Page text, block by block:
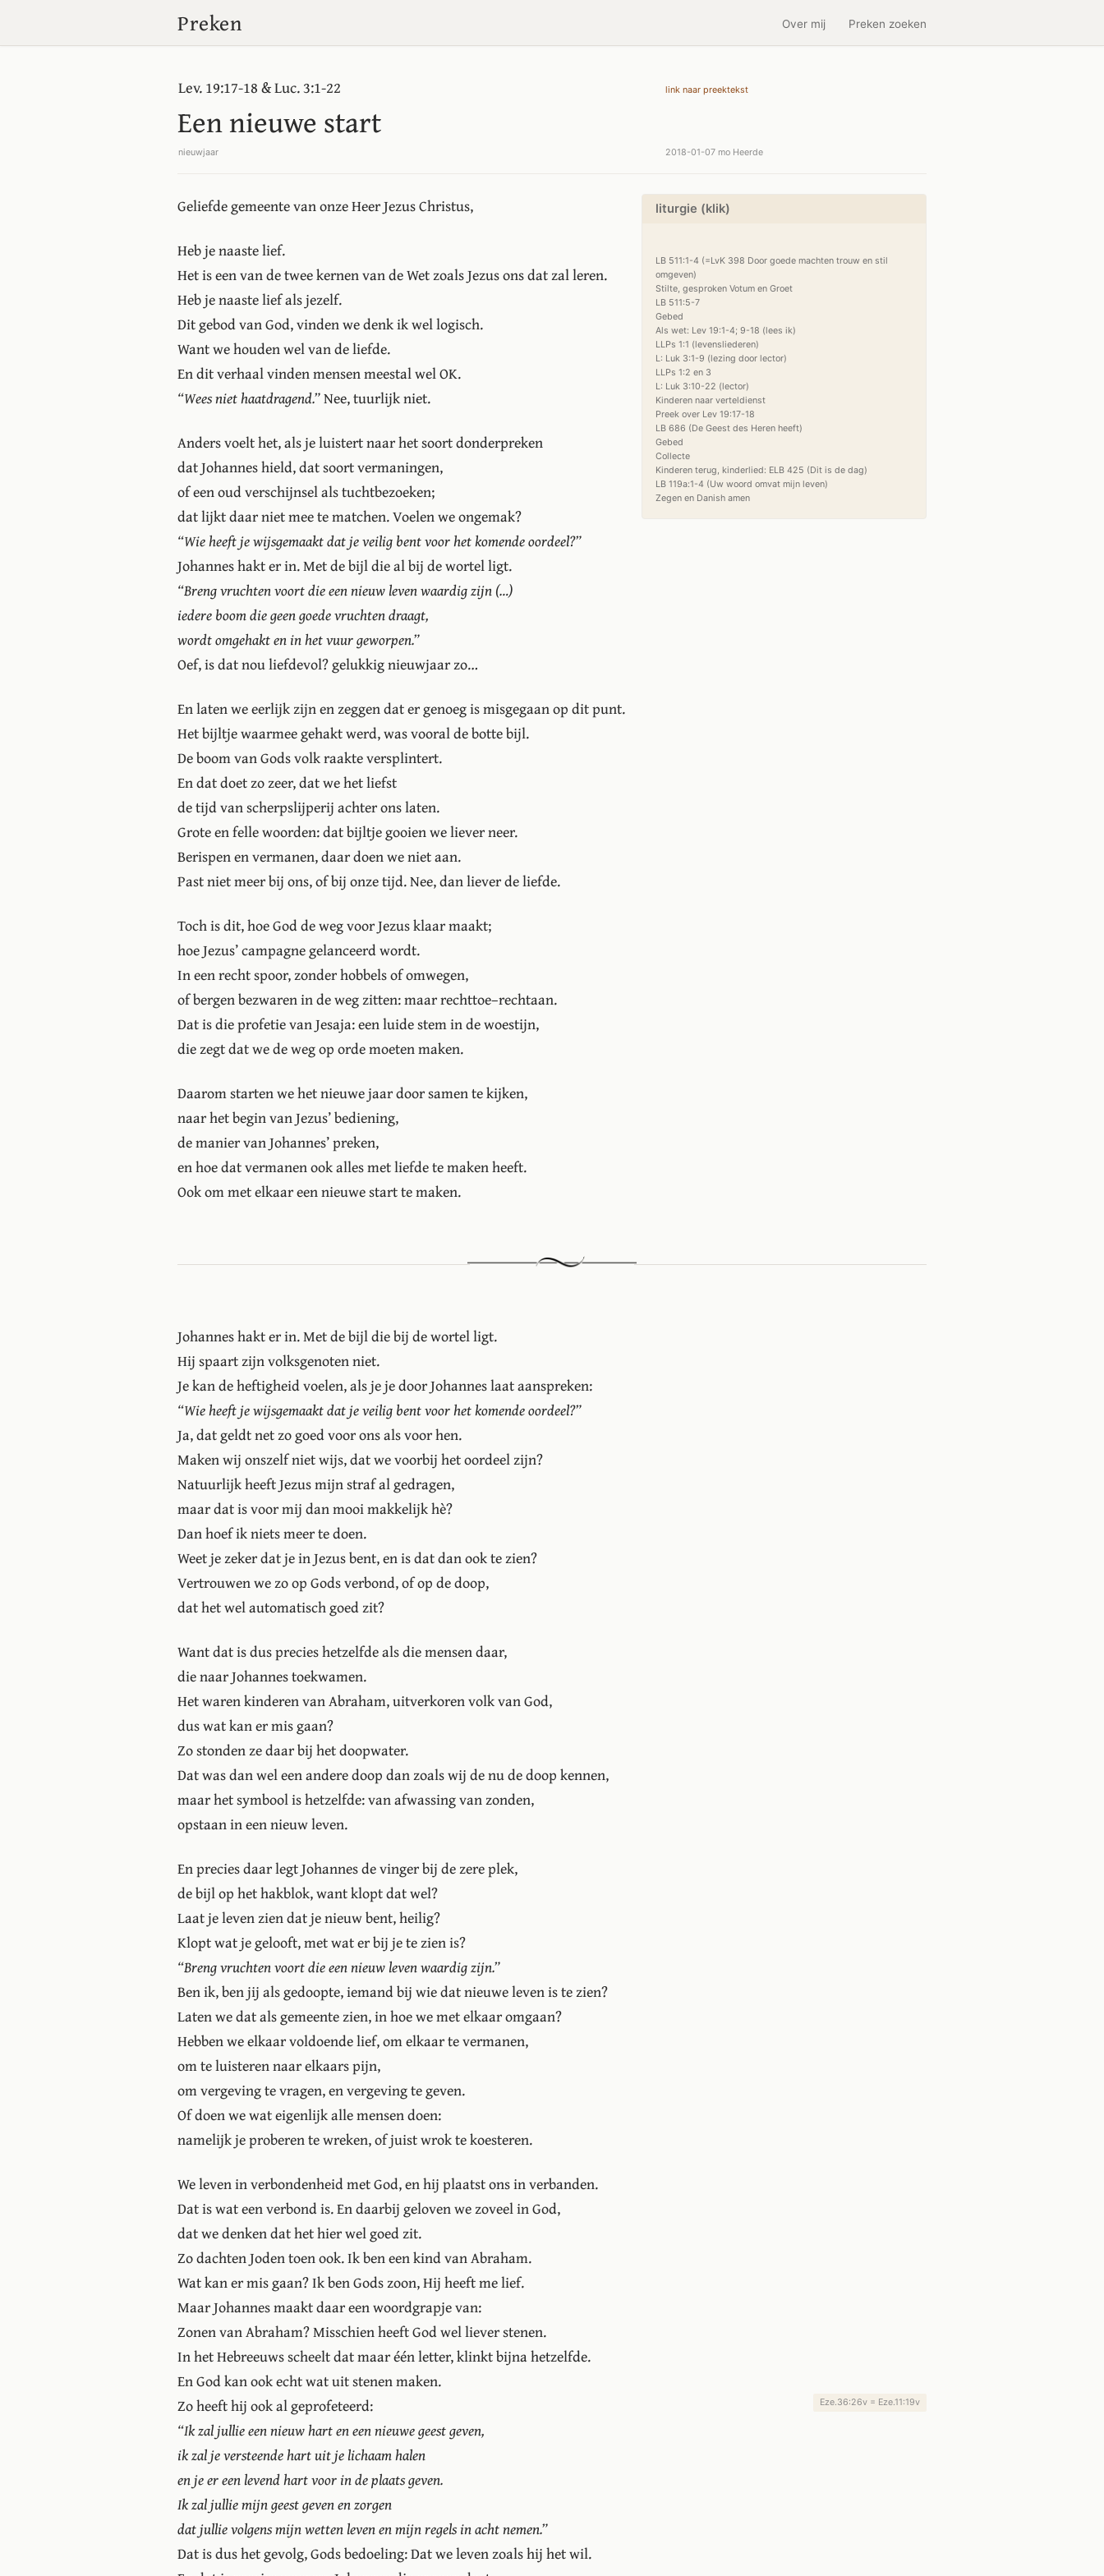
Preken Over mij Preken zoeken
Lev. 19:17-18 & Luc. 3:1-22 link naar preektekst
Een nieuwe start
nieuwjaar 2018-01-07 mo Heerde
liturgie (klik)
LB 511:1-4 (=LvK 398 Door goede machten trouw en stil
omgeven)
Stilte, gesproken Votum en Groet
LB 511:5-7
Gebed
Als wet: Lev 19:1-4; 9-18 (lees ik)
LLPs 1:1 (levensliederen)
L: Luk 3:1-9 (lezing door lector)
LLPs 1:2 en 3
L: Luk 3:10-22 (lector)
Kinderen naar verteldienst
Preek over Lev 19:17-18
LB 686 (De Geest des Heren heeft)
Gebed
Collecte
Kinderen terug, kinderlied: ELB 425 (Dit is de dag)
LB 119a:1-4 (Uw woord omvat mijn leven)
Geliefde gemeente van onze Heer Jezus Christus,
Heb je naaste lief.
Het is een van de twee kernen van de Wet zoals Jezus ons dat zal leren.
Heb je naaste lief als jezelf.
Dit gebod van God, vinden we denk ik wel logisch.
Want we houden wel van de liefde.
En dit verhaal vinden mensen meestal wel OK.
“Wees niet haatdragend.”Nee, tuurlijk niet.
Anders voelt het, als je luistert naar het soort donderpreken
dat Johannes hield, dat soort vermaningen,
of een oud verschijnsel als tuchtbezoeken;
dat lijkt daar niet mee te matchen. Voelen we ongemak?
“Wie heeft je wijsgemaakt dat je veilig bent voor het komende oordeel?”
Johannes hakt er in. Met de bijl die al bij de wortel ligt.
“Breng vruchten voort die een nieuw leven waardig zijn (…)
iedere boom die geen goede vruchten draagt,
wordt omgehakt en in het vuur geworpen.”
Oef, is dat nou liefdevol? gelukkig nieuwjaar zo…
En laten we eerlijk zijn en zeggen dat er genoeg is misgegaan op dit punt.
Het bijltje waarmee gehakt werd, was vooral de botte bijl.
De boom van Gods volk raakte versplintert.
En dat doet zo zeer, dat we het liefst
de tijd van scherpslijperij achter ons laten.
Grote en felle woorden: dat bijltje gooien we liever neer.
Berispen en vermanen, daar doen we niet aan.
Past niet meer bij ons, of bij onze tijd. Nee, dan liever de liefde.
Toch is dit, hoe God de weg voor Jezus klaar maakt;
hoe Jezus’ campagne gelanceerd wordt.
In een recht spoor, zonder hobbels of omwegen,
of bergen bezwaren in de weg zitten: maar rechttoe–rechtaan.
Dat is die profetie van Jesaja: een luide stem in de woestijn,
die zegt dat we de weg op orde moeten maken.
Daarom starten we het nieuwe jaar door samen te kijken,
naar het begin van Jezus’ bediening,
de manier van Johannes’ preken,
en hoe dat vermanen ook alles met liefde te maken heeft.
Ook om met elkaar een nieuwe start te maken.
Johannes hakt er in. Met de bijl die bij de wortel ligt.
Hij spaart zijn volksgenoten niet.
Je kan de heftigheid voelen, als je je door Johannes laat aanspreken:
“Wie heeft je wijsgemaakt dat je veilig bent voor het komende oordeel?”
Ja, dat geldt net zo goed voor ons als voor hen.
Maken wij onszelf niet wijs, dat we voorbij het oordeel zijn?
Natuurlijk heeft Jezus mijn straf al gedragen,
maar dat is voor mij dan mooi makkelijk hè?
Dan hoef ik niets meer te doen.
Weet je zeker dat je in Jezus bent, en is dat dan ook te zien?
Vertrouwen we zo op Gods verbond, of op de doop,
dat het wel automatisch goed zit?
Want dat is dus precies hetzelfde als die mensen daar,
die naar Johannes toekwamen.
Het waren kinderen van Abraham, uitverkoren volk van God,
dus wat kan er mis gaan?
Zo stonden ze daar bij het doopwater.
Dat was dan wel een andere doop dan zoals wij de nu de doop kennen,
maar het symbool is hetzelfde: van afwassing van zonden,
opstaan in een nieuw leven.
En precies daar legt Johannes de vinger bij de zere plek,
de bijl op het hakblok, want klopt dat wel?
Laat je leven zien dat je nieuw bent, heilig?
Klopt wat je gelooft, met wat er bij je te zien is?
“Breng vruchten voort die een nieuw leven waardig zijn.”
Ben ik, ben jij als gedoopte, iemand bij wie dat nieuwe leven is te zien?
Laten we dat als gemeente zien, in hoe we met elkaar omgaan?
Hebben we elkaar voldoende lief, om elkaar te vermanen,
om te luisteren naar elkaars pijn,
om vergeving te vragen, en vergeving te geven.
Of doen we wat eigenlijk alle mensen doen:
namelijk je proberen te wreken, of juist wrok te koesteren.
We leven in verbondenheid met God, en hij plaatst ons in verbanden.
Dat is wat een verbond is. En daarbij geloven we zoveel in God,
dat we denken dat het hier wel goed zit.
Zo dachten Joden toen ook. Ik ben een kind van Abraham.
Wat kan er mis gaan? Ik ben Gods zoon, Hij heeft me lief.
Maar Johannes maakt daar een woordgrapje van:
Zonen van Abraham? Misschien heeft God wel liever stenen.
In het Hebreeuws scheelt dat maar één letter, klinkt bijna hetzelfde.
En God kan ook echt wat uit stenen maken.
Zo heeft hij ook al geprofeteerd:
Eze.36:26v = Eze.11:19v
“Ik zal jullie een nieuw hart en een nieuwe geest geven,
ik zal je versteende hart uit je lichaam halen
en je er een levend hart voor in de plaats geven.
Ik zal jullie mijn geest geven en zorgen
dat jullie volgens mijn wetten leven en mijn regels in acht nemen.”
Dat is dus het gevolg, Gods bedoeling: Dat we leven zoals hij het wil.